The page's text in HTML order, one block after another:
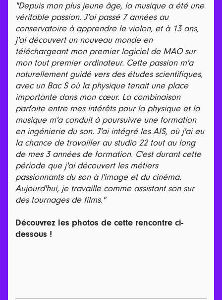
"Depuis mon plus jeune âge, la musique a été une
véritable passion. J'ai passé 7 années au
conservatoire à apprendre le violon, et à 13 ans,
j'ai découvert un nouveau monde en
téléchargeant mon premier logiciel de MAO sur
mon tout premier ordinateur. Cette passion m'a
naturellement guidé vers des études scientifiques,
avec un Bac S où la physique tenait une place
importante dans mon cœur. La combinaison
parfaite entre mes intérêts pour la physique et la
musique m'a conduit à poursuivre une formation
en ingénierie du son. J'ai intégré les AIS, où j'ai eu
la chance de travailler au studio 22 tout au long
de mes 3 années de formation. C'est durant cette
période que j'ai découvert les métiers
passionnants du son à l'image et du cinéma.
Aujourd'hui, je travaille comme assistant son sur
des tournages de films."
Découvrez les photos de cette rencontre ci-
dessous !